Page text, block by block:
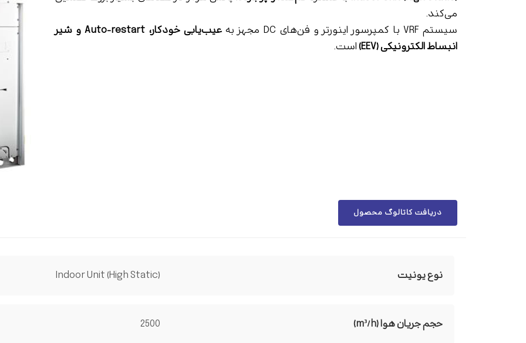
می‌کند.
سیستم VRF با کمپرسور اینورتر و فن‌های DC مجهز به
عیب‌یابی خودکار، Auto‑restart و شیر
انبساط الکترونیکی (EEV)
است.
دریافت کاتالوگ محصول
نوع یونیت Indoor Unit (High Static)
حجم جریان هوا (m³/h) 2500